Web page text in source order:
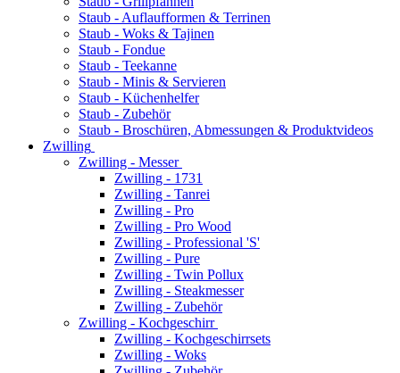
Staub - Auflaufformen & Terrinen
Staub - Woks & Tajinen
Staub - Fondue
Staub - Teekanne
Staub - Minis & Servieren
Staub - Küchenhelfer
Staub - Zubehör
Staub - Broschüren, Abmessungen & Produktvideos
Zwilling
Zwilling - Messer
Zwilling - 1731
Zwilling - Tanrei
Zwilling - Pro
Zwilling - Pro Wood
Zwilling - Professional 'S'
Zwilling - Pure
Zwilling - Twin Pollux
Zwilling - Steakmesser
Zwilling - Zubehör
Zwilling - Kochgeschirr
Zwilling - Kochgeschirrsets
Zwilling - Woks